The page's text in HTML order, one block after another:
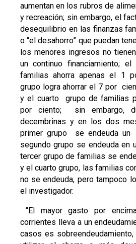
aumentan en los rubros de
y recreación; sin embargo, el
desequilibrio en las finanzas
o “el desahorro” que puedan
los menores ingresos no
un continuo financiamiento;
familias ahorra apenas el 1
grupo logra ahorrar el 7 por
y el cuarto grupo de familias
por ciento; sin embargo,
decembrinas y en los dos
primer grupo se endeuda
segundo grupo se endeuda
tercer grupo de familias se
y el cuarto grupo, las familias
no se endeuda, pero tampoco
el investigador.
“El mayor gasto por
corrientes lleva a un
casos es